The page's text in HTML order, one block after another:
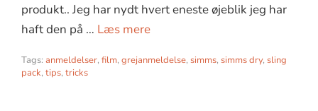
produkt.. Jeg har nydt hvert eneste øjeblik jeg har
haft den på … Læs mere
Tags: anmeldelser, film, grejanmeldelse, simms, simms dry, sling
pack, tips, tricks